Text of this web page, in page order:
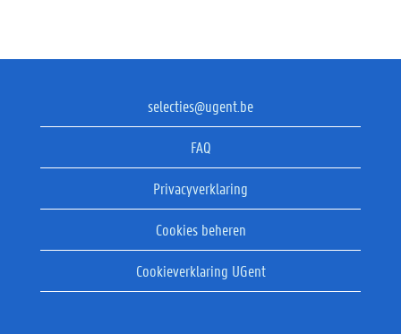
selecties@ugent.be
FAQ
Privacyverklaring
Cookies beheren
Cookieverklaring UGent